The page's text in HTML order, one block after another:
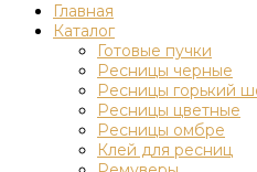
Главная
Каталог
Готовые пучки
Ресницы черные
Ресницы горький
Ресницы цветные
Ресницы омбре
Клей для ресниц